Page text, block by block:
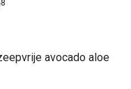
8
avocado aloe